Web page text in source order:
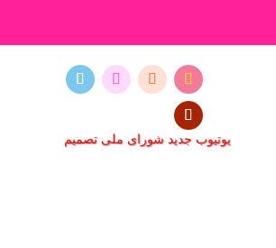
یوتیوب جدید شورای ملی تصمیم